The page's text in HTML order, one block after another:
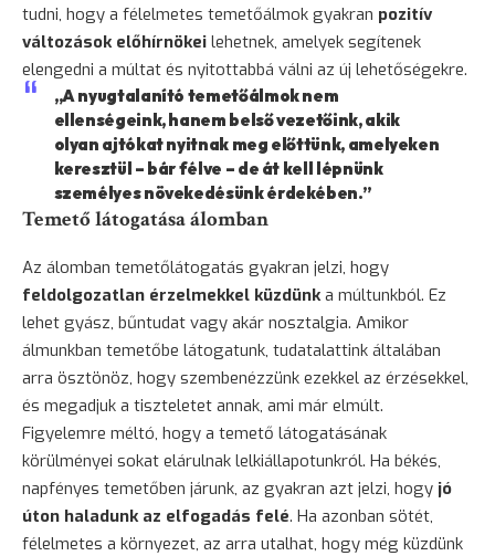
tudni, hogy a félelmetes temetőálmok gyakran pozitív
változások előhírnökei lehetnek, amelyek segítenek
elengedni a múltat és nyitottabbá válni az új lehetőségekre.
„A nyugtalanító temetőálmok nem
ellenségeink, hanem belső vezetőink, akik
olyan ajtókat nyitnak meg előttünk, amelyeken
keresztül – bár félve – de át kell lépnünk
személyes növekedésünk érdekében.”
Temető látogatása álomban
Az álomban temetőlátogatás gyakran jelzi, hogy
feldolgozatlan érzelmekkel küzdünka múltunkból. Ez
lehet gyász, bűntudat vagy akár nosztalgia. Amikor
álmunkban temetőbe látogatunk, tudatalattink általában
arra ösztönöz, hogy szembenézzünk ezekkel az érzésekkel,
és megadjuk a tiszteletet annak, ami már elmúlt.
Figyelemre méltó, hogy a temető látogatásának
körülményei sokat elárulnak lelkiállapotunkról. Ha békés,
napfényes temetőben járunk, az gyakran azt jelzi, hogy jó
úton haladunk az elfogadás felé. Ha azonban sötét,
félelmetes a környezet, az arra utalhat, hogy még küzdünk